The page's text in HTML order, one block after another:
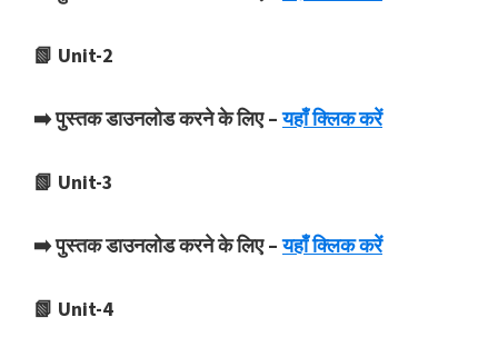
📗 Unit-2
➡️ पुस्तक डाउनलोड करने के लिए –यहाँ क्लिक करें
📗 Unit-3
➡️ पुस्तक डाउनलोड करने के लिए –यहाँ क्लिक करें
📗 Unit-4